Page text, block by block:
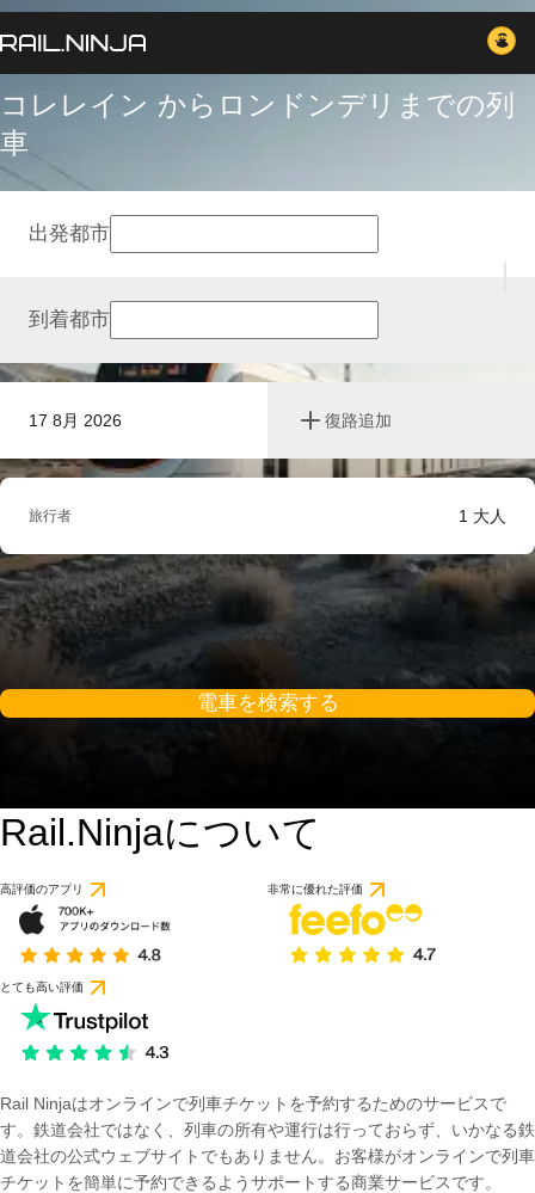
コレレイン からロンドンデリまでの列
車
17 8月 2026 復路追加
出発都市
到着都市
旅行者 1 大人
電車を検索する
Rail.Ninjaについて
高評価のアプリ 非常に優れた評価
とても高い評価
Rail Ninjaはオンラインで列車チケットを予約するためのサービスで
す。鉄道会社ではなく、列車の所有や運行は行っておらず、いかなる鉄
道会社の公式ウェブサイトでもありません。お客様がオンラインで列車
チケットを簡単に予約できるようサポートする商業サービスです。